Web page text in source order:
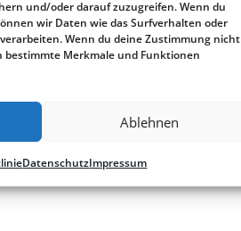
und/oder darauf zuzugreifen. Wenn du
wir Daten wie das Surfverhalten oder
Wenn du deine Zustimmung nicht
Merkmale und Funktionen
Ablehnen
DatenschutzImpressum